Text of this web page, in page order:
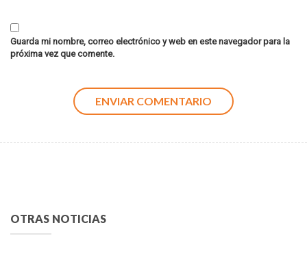
Guarda mi nombre, correo electrónico y web en este navegador para la
próxima vez que comente.
OTRAS NOTICIAS